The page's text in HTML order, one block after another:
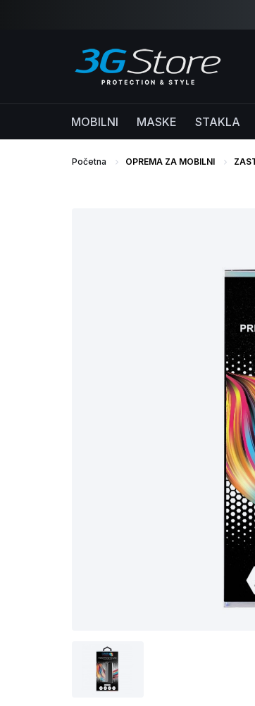
MOBILNI MASKE STAKLA
Početna OPREMA ZA MOBILNI